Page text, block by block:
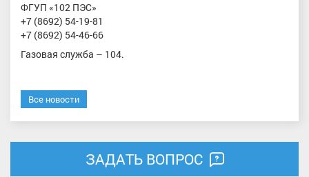
ФГУП «102 ПЭС»
+7 (8692) 54-19-81
+7 (8692) 54-46-66
Газовая служба – 104.
Все новости
ЗАДАТЬ ВОПРОС